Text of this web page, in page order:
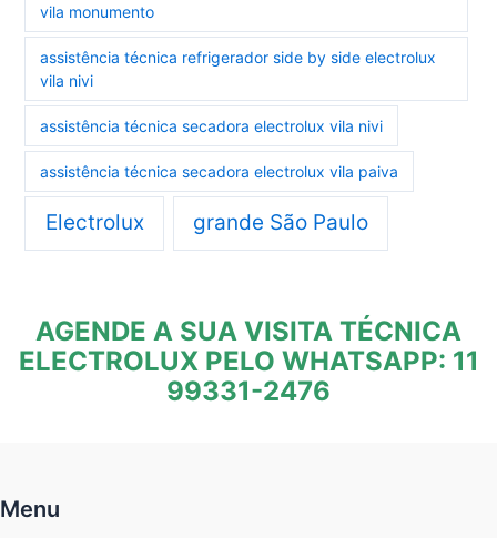
vila monumento
assistência técnica refrigerador side by side electrolux
vila nivi
assistência técnica secadora electrolux vila nivi
assistência técnica secadora electrolux vila paiva
Electrolux grande São Paulo
AGENDE A SUA VISITA TÉCNICA
ELECTROLUX PELO WHATSAPP: 11
99331-2476
Menu